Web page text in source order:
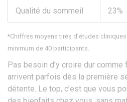
Qualité du sommeil 23%
*Chiffres moyens tirés d’études
minimum de 40 participants.
Pas besoin d’y croire dur
arrivent parfois dès la première
détente. Le top, c’est que vous